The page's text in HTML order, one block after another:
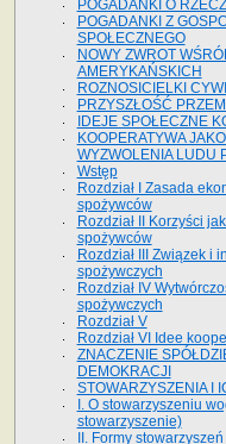
POGADANKI O
POGADANKI Z
SPOŁECZNEGO
NOWY ZWROT
AMERYKAŃSKICH
ROZNOSICIELKI
PRZYSZŁOŚĆ
IDEJE SPOŁECZNE
KOOPERATYWA
WYZWOLENIA LUDU
Wstęp
Rozdział I Zasada
spożywców
Rozdział II Korzyści
spożywców
Rozdział III Związek i
spożywczych
Rozdział IV
spożywczych
Rozdział V
Rozdział VI Idee
ZNACZENIE
DEMOKRACJI
STOWARZYSZENIA I
I. O stowarzyszeniu
stowarzyszenie)
II. Formy